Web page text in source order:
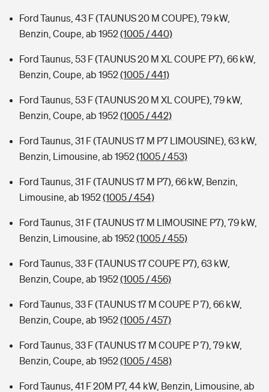
Ford Taunus, 43 F (TAUNUS 20 M COUPE), 79 kW,
Benzin, Coupe, ab 1952(1005 / 440)
Ford Taunus, 53 F (TAUNUS 20 M XL COUPE P7), 66 kW,
Benzin, Coupe, ab 1952(1005 / 441)
Ford Taunus, 53 F (TAUNUS 20 M XL COUPE), 79 kW,
Benzin, Coupe, ab 1952(1005 / 442)
Ford Taunus, 31 F (TAUNUS 17 M P7 LIMOUSINE), 63 kW,
Benzin, Limousine, ab 1952(1005 / 453)
Ford Taunus, 31 F (TAUNUS 17 M P7), 66 kW, Benzin,
Limousine, ab 1952(1005 / 454)
Ford Taunus, 31 F (TAUNUS 17 M LIMOUSINE P7), 79 kW,
Benzin, Limousine, ab 1952(1005 / 455)
Ford Taunus, 33 F (TAUNUS 17 COUPE P7), 63 kW,
Benzin, Coupe, ab 1952(1005 / 456)
Ford Taunus, 33 F (TAUNUS 17 M COUPE P 7), 66 kW,
Benzin, Coupe, ab 1952(1005 / 457)
Ford Taunus, 33 F (TAUNUS 17 M COUPE P 7), 79 kW,
Benzin, Coupe, ab 1952(1005 / 458)
Ford Taunus, 41 F 20M P7, 44 kW, Benzin, Limousine, ab